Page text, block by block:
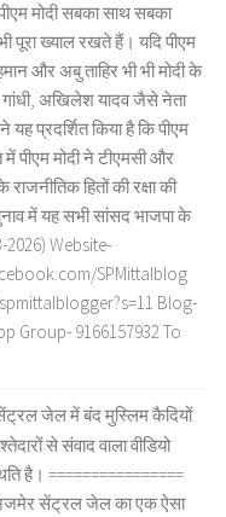
मोदी सबका साथ सबका
पूरा ख्याल रखते हैं। यदि पीएम
और अबु ताहिर भी भी मोदी के
गांधी, अखिलेश यादव जैसे नेता
प्रदर्शित किया है कि पीएम
पीएम मोदी ने टीएमसी और
हितों की रक्षा की
में यह सभी सांसद भाजपा के
2026) Website-
SPMittalblog
Blog-
Group- 9166157932 To
जेल में बंद मुस्लिम कैदियों
से संवाद वाला वीडियो
है। ================
सेंट्रल जेल का एक ऐसा